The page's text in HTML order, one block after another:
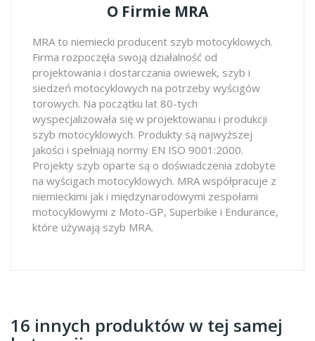
O Firmie MRA
MRA to niemiecki producent szyb motocyklowych.
Firma rozpoczęła swoją działalność od
projektowania i dostarczania owiewek, szyb i
siedzeń motocyklowych na potrzeby wyścigów
torowych. Na początku lat 80-tych
wyspecjalizowała się w projektowaniu i produkcji
szyb motocyklowych. Produkty są najwyższej
jakości i spełniają normy EN ISO 9001:2000.
Projekty szyb oparte są o doświadczenia zdobyte
na wyścigach motocyklowych. MRA współpracuje z
niemieckimi jak i międzynarodowymi zespołami
motocyklowymi z Moto-GP, Superbike i Endurance,
które używają szyb MRA.
16 innych produktów w tej samej